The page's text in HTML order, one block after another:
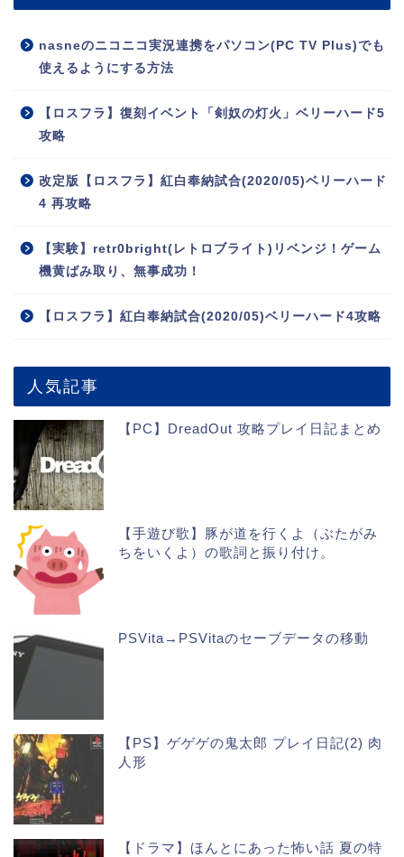
nasneのニコニコ実況連携をパソコン(PC TV Plus)でも
使えるようにする方法
【ロスフラ】復刻イベント「剣奴の灯火」ベリーハード5
攻略
改定版【ロスフラ】紅白奉納試合(2020/05)ベリーハード
4 再攻略
【実験】retr0bright(レトロブライト)リベンジ！ゲーム
機黄ばみ取り、無事成功！
【ロスフラ】紅白奉納試合(2020/05)ベリーハード4攻略
人気記事
【PC】DreadOut 攻略プレイ日記まとめ
【手遊び歌】豚が道を行くよ（ぶたがみ
ちをいくよ）の歌詞と振り付け。
PSVita→PSVitaのセーブデータの移動
【PS】ゲゲゲの鬼太郎 プレイ日記(2) 肉
人形
【ドラマ】ほんとにあった怖い話 夏の特